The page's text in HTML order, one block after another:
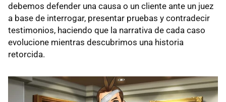
debemos defender una causa o un cliente ante un juez
a base de interrogar, presentar pruebas y contradecir
testimonios, haciendo que la narrativa de cada caso
evolucione mientras descubrimos una historia
retorcida.